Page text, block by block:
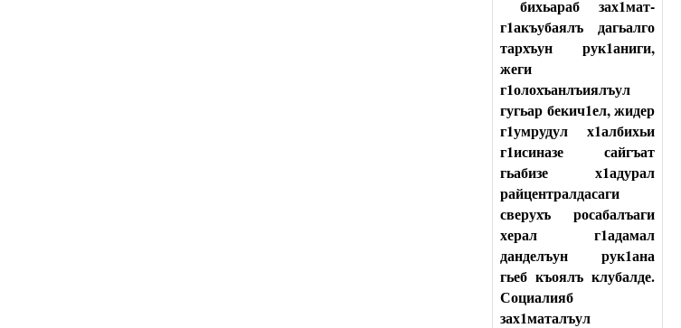
бихьараб зах1мат-
г1акъубаялъ дагьалго
тархъун рук1аниги,
жеги
г1олохъанлъиялъул
гугьар бекич1ел, жидер
г1умрудул х1албихьи
г1исиназе сайгъат
гьабизе
х1адурал
райцентралдасаги
сверухъ росабалъаги
херал г1адамал
данделъун рук1ана
гьеб къоялъ клубалде.
Социалияб
зах1маталъул